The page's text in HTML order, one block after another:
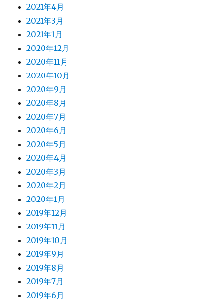
2021年4月
2021年3月
2021年1月
2020年12月
2020年11月
2020年10月
2020年9月
2020年8月
2020年7月
2020年6月
2020年5月
2020年4月
2020年3月
2020年2月
2020年1月
2019年12月
2019年11月
2019年10月
2019年9月
2019年8月
2019年7月
2019年6月